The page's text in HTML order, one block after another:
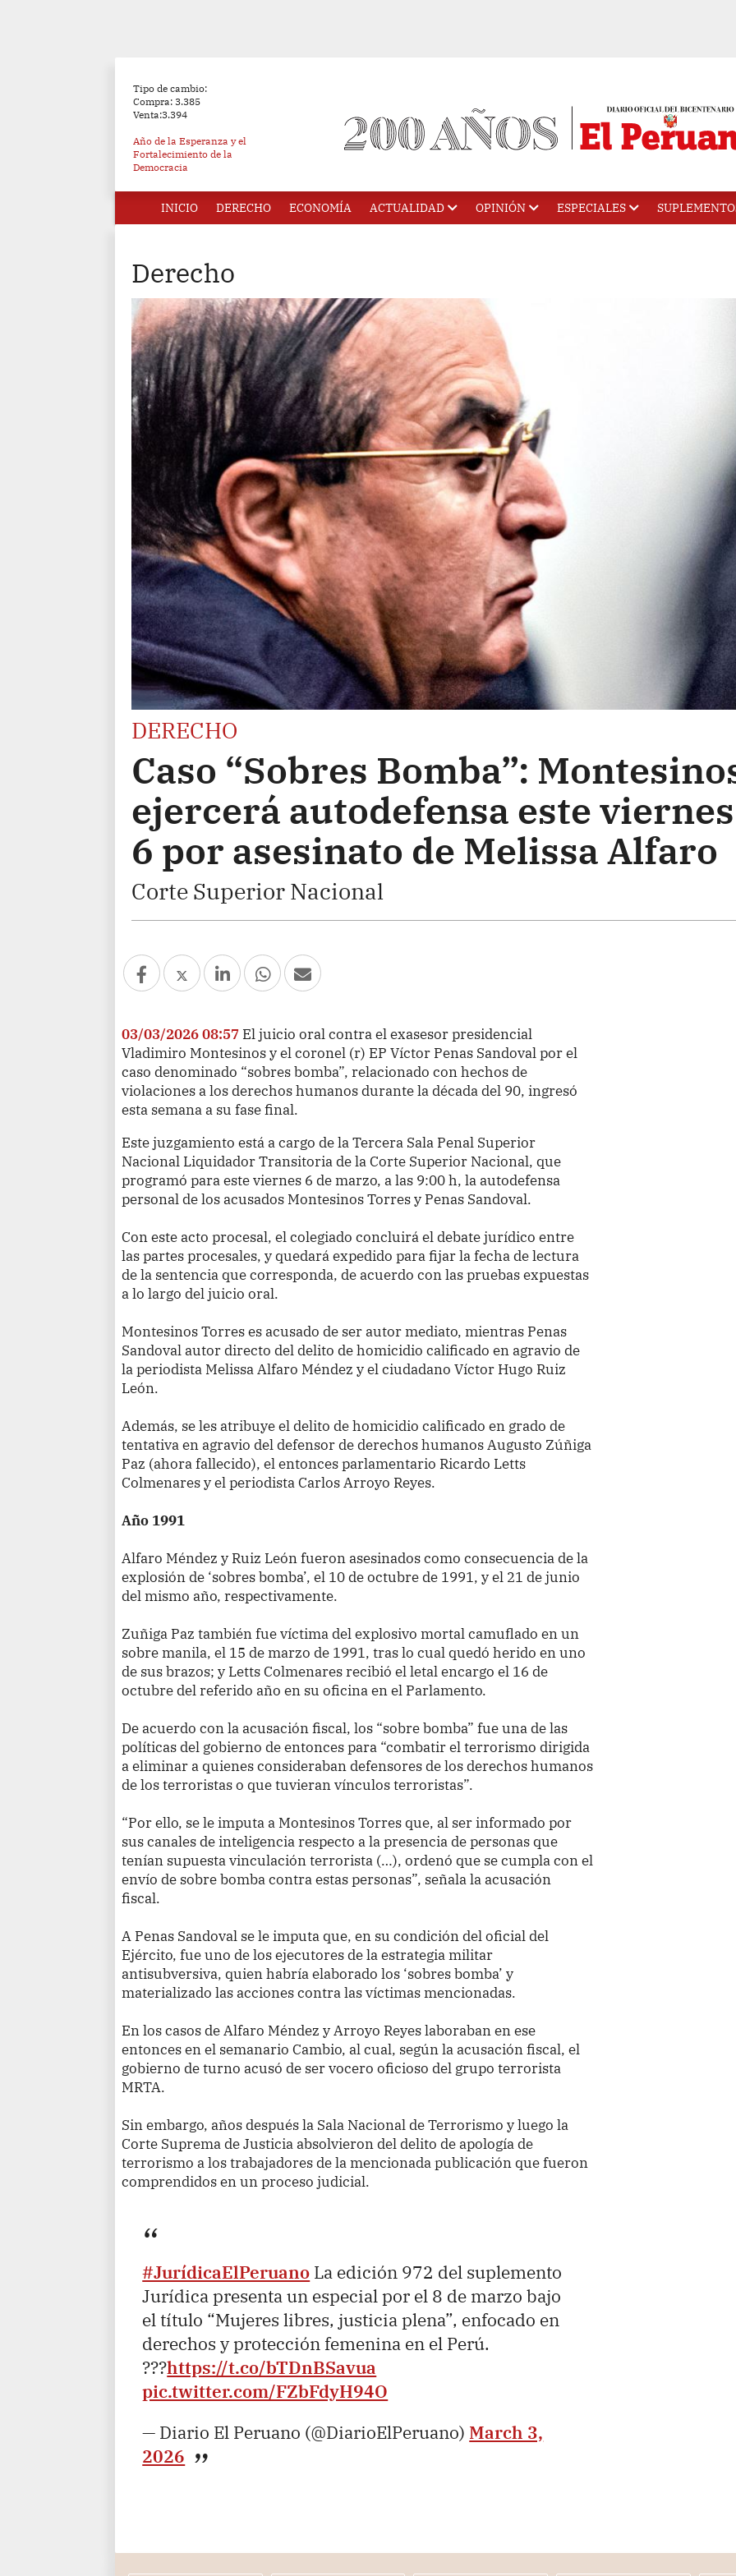
Tipo de cambio:
Compra: 3.385
Venta:3.394
Año de la Esperanza y el
Fortalecimiento de la
Democracia
INICIO DERECHO ECONOMÍA ACTUALIDAD OPINIÓN ESPECIALES
Derecho
DERECHO
Caso “Sobres Bomba”:
ejercerá autodefensa este viernes
6 por asesinato de Melissa Alfaro
Corte Superior Nacional
03/03/2026 08:57 El juicio oral contra el exasesor presidencial
Vladimiro Montesinos y el coronel (r) EP Víctor Penas Sandoval por el
caso denominado “sobres bomba”, relacionado con hechos de
violaciones a los derechos humanos durante la década del 90, ingresó
esta semana a su fase final.
Este juzgamiento está a cargo de la Tercera Sala Penal Superior
Nacional Liquidador Transitoria de la Corte Superior Nacional, que
programó para este viernes 6 de marzo, a las 9:00 h, la autodefensa
personal de los acusados Montesinos Torres y Penas Sandoval.
Con este acto procesal, el colegiado concluirá el debate jurídico entre
las partes procesales, y quedará expedido para fijar la fecha de lectura
de la sentencia que corresponda, de acuerdo con las pruebas expuestas
a lo largo del juicio oral.
Montesinos Torres es acusado de ser autor mediato, mientras Penas
Sandoval autor directo del delito de homicidio calificado en agravio de
la periodista Melissa Alfaro Méndez y el ciudadano Víctor Hugo Ruiz
León.
Además, se les atribuye el delito de homicidio calificado en grado de
tentativa en agravio del defensor de derechos humanos Augusto Zúñiga
Paz (ahora fallecido), el entonces parlamentario Ricardo Letts
Colmenares y el periodista Carlos Arroyo Reyes.
Año 1991
Alfaro Méndez y Ruiz León fueron asesinados como consecuencia de la
explosión de ‘sobres bomba’, el 10 de octubre de 1991, y el 21 de junio
del mismo año, respectivamente.
Zuñiga Paz también fue víctima del explosivo mortal camuflado en un
sobre manila, el 15 de marzo de 1991, tras lo cual quedó herido en uno
de sus brazos; y Letts Colmenares recibió el letal encargo el 16 de
octubre del referido año en su oficina en el Parlamento.
De acuerdo con la acusación fiscal, los “sobre bomba” fue una de las
políticas del gobierno de entonces para “combatir el terrorismo dirigida
a eliminar a quienes consideraban defensores de los derechos humanos
de los terroristas o que tuvieran vínculos terroristas”.
“Por ello, se le imputa a Montesinos Torres que, al ser informado por
sus canales de inteligencia respecto a la presencia de personas que
tenían supuesta vinculación terrorista (…), ordenó que se cumpla con el
envío de sobre bomba contra estas personas”, señala la acusación
fiscal.
A Penas Sandoval se le imputa que, en su condición del oficial del
Ejército, fue uno de los ejecutores de la estrategia militar
antisubversiva, quien habría elaborado los ‘sobres bomba’ y
materializado las acciones contra las víctimas mencionadas.
En los casos de Alfaro Méndez y Arroyo Reyes laboraban en ese
entonces en el semanario Cambio, al cual, según la acusación fiscal, el
gobierno de turno acusó de ser vocero oficioso del grupo terrorista
MRTA.
Sin embargo, años después la Sala Nacional de Terrorismo y luego la
Corte Suprema de Justicia absolvieron del delito de apología de
terrorismo a los trabajadores de la mencionada publicación que fueron
comprendidos en un proceso judicial.
#JurídicaElPeruano La edición 972 del suplemento
Jurídica presenta un especial por el 8 de marzo bajo
el título “Mujeres libres, justicia plena”, enfocado en
derechos y protección femenina en el Perú.
???https://t.co/bTDnBSavua
pic.twitter.com/FZbFdyH94O
— Diario El Peruano (@DiarioElPeruano) March 3,
2026